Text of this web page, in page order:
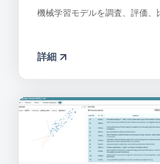
機械学習モデルを調査、評価、
詳細